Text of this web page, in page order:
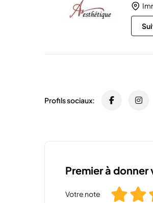
Profils sociaux:
Premier à donner
Votre note